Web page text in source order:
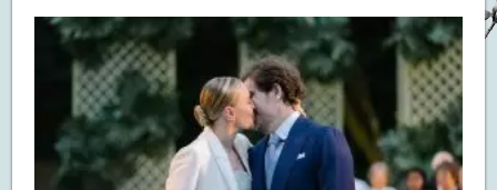
WILL YOU MARRY ME?
LUA DE MEL
COZINHA
DECORAÇÃO
DE NOIVA PRA NOIVA
S.O.S CASADAS